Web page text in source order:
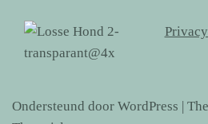
Ondersteund door WordPress |